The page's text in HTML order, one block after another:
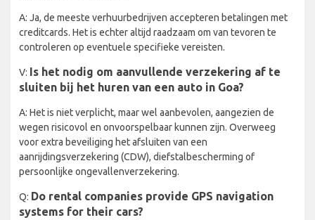
A: Ja, de meeste verhuurbedrijven accepteren betalingen met
creditcards. Het is echter altijd raadzaam om van tevoren te
controleren op eventuele specifieke vereisten.
V:
Is het nodig om aanvullende verzekering af te
sluiten bij het huren van een auto in Goa?
A: Het is niet verplicht, maar wel aanbevolen, aangezien de
wegen risicovol en onvoorspelbaar kunnen zijn. Overweeg
voor extra beveiliging het afsluiten van een
aanrijdingsverzekering (CDW), diefstalbescherming of
persoonlijke ongevallenverzekering.
Q: Do rental companies provide GPS navigation
systems for their cars?